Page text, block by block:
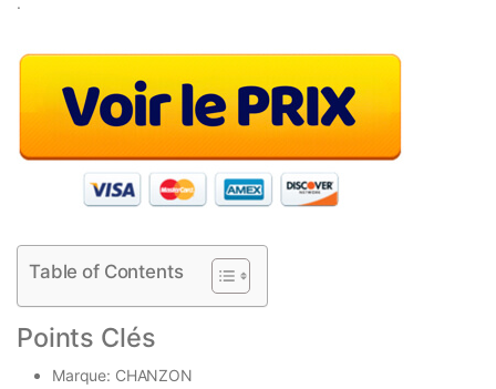
Table of Contents
Points Clés
Marque: CHANZON